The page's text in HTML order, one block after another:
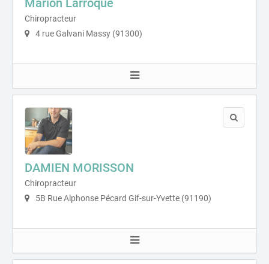
Marion Larroque
Chiropracteur
4 rue Galvani Massy (91300)
DAMIEN MORISSON
Chiropracteur
5B Rue Alphonse Pécard Gif-sur-Yvette (91190)